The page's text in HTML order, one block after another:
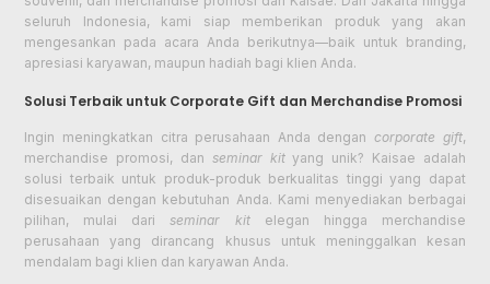
seluruh Indonesia, kami siap memberikan produk yang akan
mengesankan pada acara Anda berikutnya—baik untuk branding,
apresiasi karyawan, maupun hadiah bagi klien Anda.
Solusi Terbaik untuk Corporate Gift dan Merchandise Promosi
Ingin meningkatkan citra perusahaan Anda dengancorporate gift,
merchandise promosi, dan seminar kityang unik? Kaisae adalah
solusi terbaik untuk produk-produk berkualitas tinggi yang dapat
disesuaikan dengan kebutuhan Anda. Kami menyediakan berbagai
pilihan, mulai dariseminar kitelegan hingga merchandise
perusahaan yang dirancang khusus untuk meninggalkan kesan
mendalam bagi klien dan karyawan Anda.